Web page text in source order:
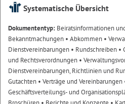
Systematische Übersicht
Dokumententyp: Beiratsinformationen
Bekanntmachungen • Abkommen •
Dienstvereinbarungen • Rundschreiben •
und Rechtsverordnungen •
Dienstvereinbarungen, Richtlinien und
Gutachten • Verträge und Vereinbarungen
Geschäftsverteilungs- und